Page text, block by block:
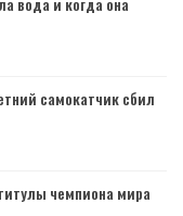
самокатчик сбил
чемпиона мира